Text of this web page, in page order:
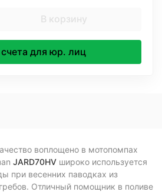
В корзину
для юр. лиц
воплощено в мотопомпах
JARD70HV широко используется
при весенних паводках из
Отличный помощник в поливе